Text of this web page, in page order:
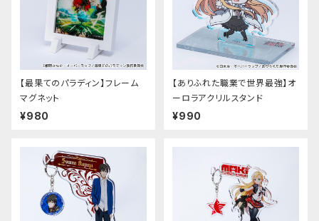
【最果てのパラディン】フレーム
マグネット
¥980
【ありふれた職業で世界最強】オ
ーロラアクリルスタンド
¥990